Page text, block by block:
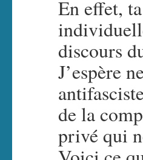
En effet,
discours
J’espère
de la
privé qui